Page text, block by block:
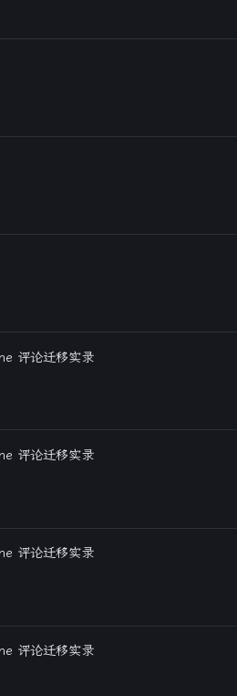
评论迁移实录
评论迁移实录
评论迁移实录
评论迁移实录